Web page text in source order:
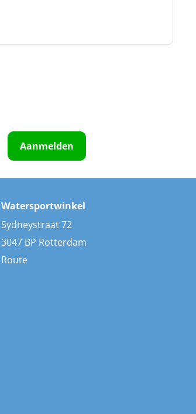
Aanmelden
Watersportwinkel
Sydneystraat 72
3047 BP Rotterdam
Route